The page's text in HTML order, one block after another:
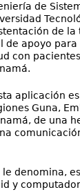
de
de la
de apoyo para
con
aplicación
Guna,
de una
le denomina,
y